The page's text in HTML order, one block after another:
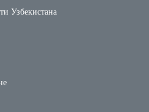
Узбекистана